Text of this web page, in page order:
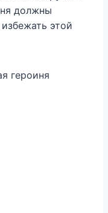
должны
этой
героиня